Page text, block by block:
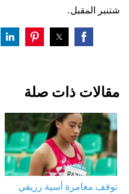
شتنبر المقبل.
مقالات ذات صلة
توقف مغامرة أسية رزيقي